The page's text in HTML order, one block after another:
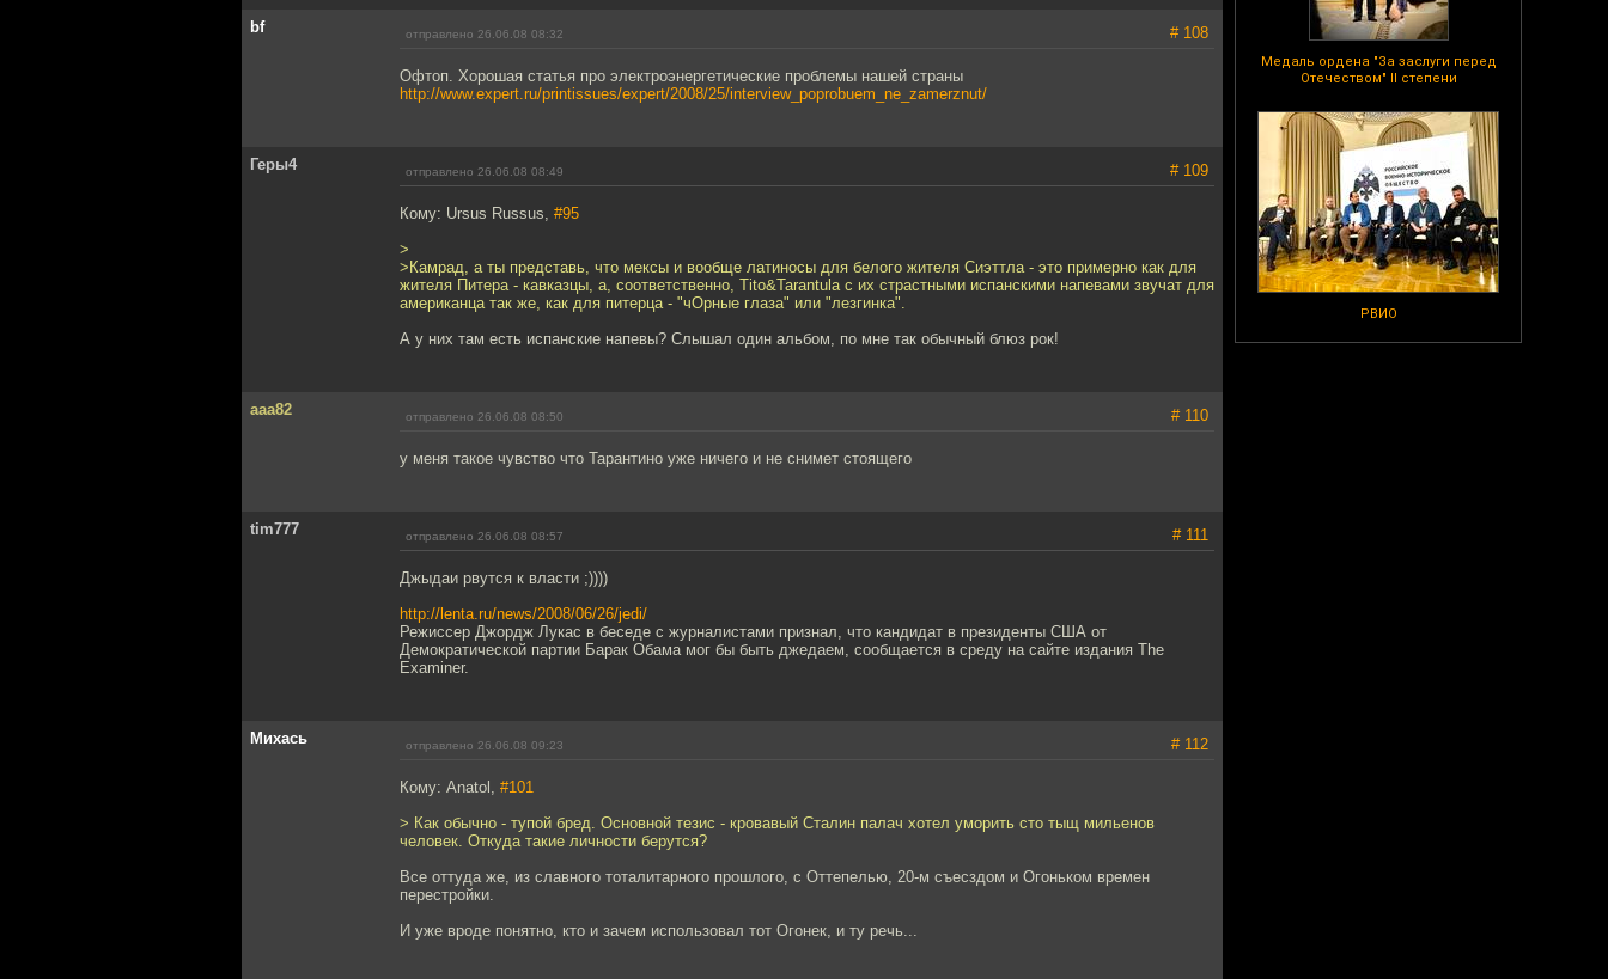
Медаль ордена "За заслуги перед
Отечеством" II степени
РВИО
bf отправлено 26.06.08 08:32 # 108
Офтоп. Хорошая статья про электроэнергетические проблемы нашей страны
http://www.expert.ru/printissues/expert/2008/25/interview_poprobuem_ne_zamerznut/
Геры4 отправлено 26.06.08 08:49 # 109
Кому: Ursus Russus, #95
>
>Камрад, а ты представь, что мексы и вообще латиносы для белого жителя Сиэттла - это примерно как для
жителя Питера - кавказцы, а, соответственно, Tito&Tarantula с их страстными испанскими напевами звучат для
американца так же, как для питерца - "чОрные глаза" или "лезгинка".
А у них там есть испанские напевы? Слышал один альбом, по мне так обычный блюз рок!
aaa82 отправлено 26.06.08 08:50 # 110
у меня такое чувство что Тарантино уже ничего и не снимет стоящего
tim777 отправлено 26.06.08 08:57 # 111
Джыдаи рвутся к власти ;))))
http://lenta.ru/news/2008/06/26/jedi/
Режиссер Джордж Лукас в беседе с журналистами признал, что кандидат в президенты США от
Демократической партии Барак Обама мог бы быть джедаем, сообщается в среду на сайте издания The
Examiner.
Михась отправлено 26.06.08 09:23 # 112
Кому: Anatol, #101
> Как обычно - тупой бред. Основной тезис - кровавый Сталин палач хотел уморить сто тыщ мильенов
человек. Откуда такие личности берутся?
Все оттуда же, из славного тоталитарного прошлого, с Оттепелью, 20-м съесздом и Огоньком времен
перестройки.
И уже вроде понятно, кто и зачем использовал тот Огонек, и ту речь...